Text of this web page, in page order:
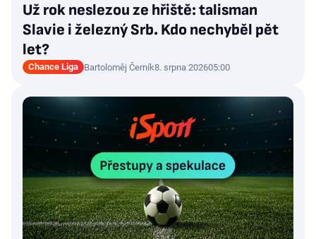
Už rok neslezou ze hřiště: talisman
Slavie i železný Srb. Kdo nechyběl pět
let?
Chance Liga Bartoloměj Černík8. srpna 202605:00